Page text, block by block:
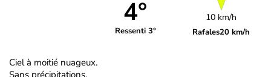
4°
Ressenti 3°
10 km/h
Rafales20 km/h
Ciel à moitié nuageux.
Sans précipitations.